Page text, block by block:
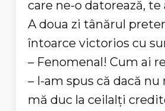
care ne-o datorează,
A doua zi tânărul
întoarce victorios cu
– Fenomenal! Cum ai
– I-am spus că dacă
mă duc la ceilalţi